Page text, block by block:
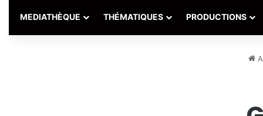
MEDIATHÈQUE THÉMATIQUES PRODUCTIONS